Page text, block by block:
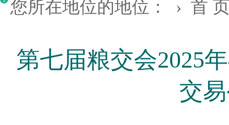
您所在地位的地位： › 首
第七届粮交会2025
交